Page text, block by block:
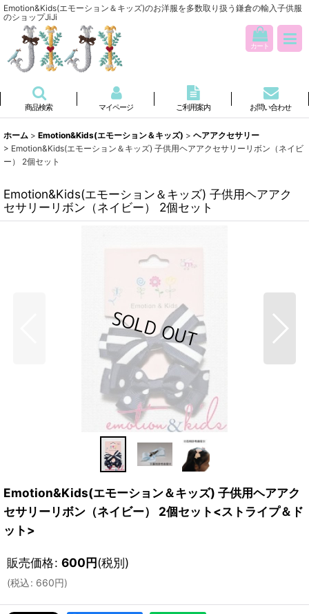
Emotion&Kids(エモーション＆キッズ)のお洋服を多数取り扱う鎌倉の輸入子供服
のショップJiJi
カート
商品検索 マイページ ご利用案内 お問い合わせ
ホーム > Emotion&Kids(エモーション＆キッズ) > ヘアアクセサリー
> Emotion&Kids(エモーション＆キッズ) 子供用ヘアアクセサリーリボン（ネイビ
ー） 2個セット
Emotion&Kids(エモーション＆キッズ) 子供用ヘアアク
セサリーリボン（ネイビー） 2個セット
Emotion&Kids(エモーション＆キッズ) 子供用ヘアアク
セサリーリボン（ネイビー） 2個セット<ストライプ＆ド
ット>
販売価格: 600円(税別)
(税込: 660円)